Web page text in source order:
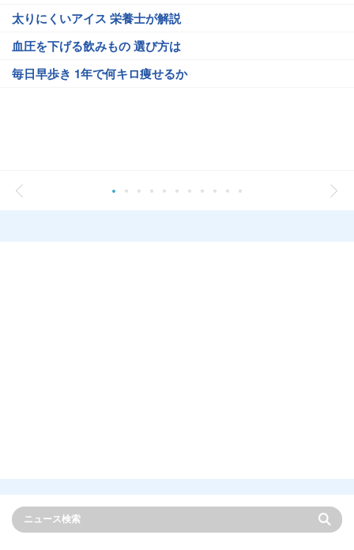
太りにくいアイス 栄養士が解説
血圧を下げる飲みもの 選び方は
毎日早歩き 1年で何キロ痩せるか